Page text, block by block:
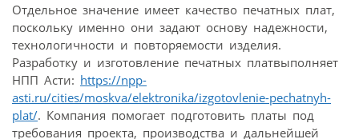
Отдельное значение имеет качество печатных плат,
поскольку именно они задают основу надежности,
технологичности и повторяемости изделия.
Разработку и изготовление печатных платвыполняет
НПП Асти: https://npp-
asti.ru/cities/moskva/elektronika/izgotovlenie-pechatnyh-
plat/. Компания помогает подготовить платы под
требования проекта, производства и дальнейшей